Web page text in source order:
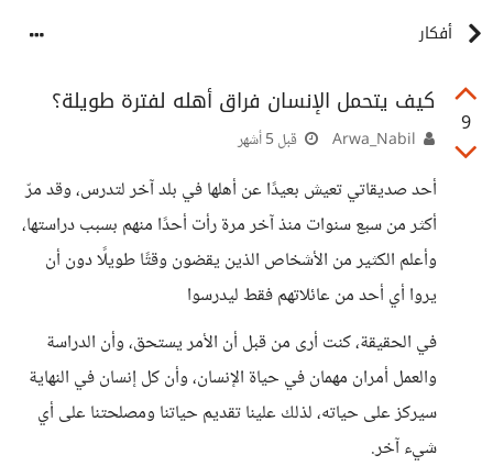
أفكار
9
كيف يتحمل الإنسان فراق أهله لفترة طويلة؟
قبل 5 أشهر
أحد صديقاتي تعيش بعيدًا عن أهلها في بلد آخر لتدرس، وقد مرّ
أكثر من سبع سنوات منذ آخر مرة رأت أحدًا منهم بسبب دراستها،
وأعلم الكثير من الأشخاص الذين يقضون وقتًا طويلًا دون أن
يروا أي أحد من عائلاتهم فقط ليدرسوا
في الحقيقة، كنت أرى من قبل أن الأمر يستحق، وأن الدراسة
والعمل أمران مهمان في حياة الإنسان، وأن كل إنسان في النهاية
سيركز على حياته، لذلك علينا تقديم حياتنا ومصلحتنا على أي
شيء آخر.